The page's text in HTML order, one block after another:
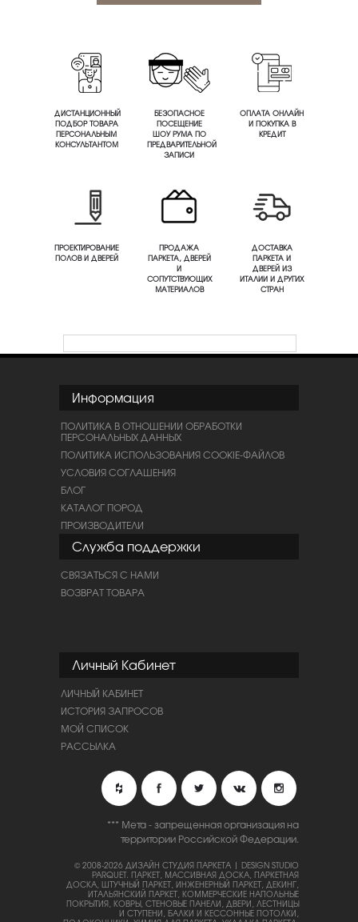
ДИСТАНЦИОННЫЙ
ПОДБОР ТОВАРА
ПЕРСОНАЛЬНЫМ
КОНСУЛЬТАНТОМ
БЕЗОПАСНОЕ
ПОСЕЩЕНИЕ
ШОУ РУМА ПО
ПРЕДВАРИТЕЛЬНОЙ
ЗАПИСИ
ОПЛАТА ОНЛАЙН
И ПОКУПКА В
КРЕДИТ
ПРОЕКТИРОВАНИЕ
ПОЛОВ И ДВЕРЕЙ
ПРОДАЖА
ПАРКЕТА, ДВЕРЕЙ
И
СОПУТСТВУЮЩИХ
МАТЕРИАЛОВ
ДОСТАВКА
ПАРКЕТА И
ДВЕРЕЙ ИЗ
ИТАЛИИ И ДРУГИХ
СТРАН
Информация
ПОЛИТИКА В ОТНОШЕНИИ ОБРАБОТКИ
ПЕРСОНАЛЬНЫХ ДАННЫХ
ПОЛИТИКА ИСПОЛЬЗОВАНИЯ COOKIE-ФАЙЛОВ
УСЛОВИЯ СОГЛАШЕНИЯ
БЛОГ
КАТАЛОГ ПОРОД
ПРОИЗВОДИТЕЛИ
Служба поддержки
СВЯЗАТЬСЯ С НАМИ
ВОЗВРАТ ТОВАРА
Личный Кабинет
ЛИЧНЫЙ КАБИНЕТ
ИСТОРИЯ ЗАПРОСОВ
МОЙ СПИСОК
РАССЫЛКА
*** Мета - запрещенная организация на
территории Российской Федерации.
© 2008-2026 ДИЗАЙН СТУДИЯ ПАРКЕТА | DESIGN STUDIO
PARQUET. ПАРКЕТ, МАССИВНАЯ ДОСКА, ПАРКЕТНАЯ
ДОСКА, ШТУЧНЫЙ ПАРКЕТ, ИНЖЕНЕРНЫЙ ПАРКЕТ, ДЕКИНГ,
ИТАЛЬЯНСКИЙ ПАРКЕТ, КОММЕРЧЕСКИЕ НАПОЛЬНЫЕ
ПОКРЫТИЯ, КОВРЫ, СТЕНОВЫЕ ПАНЕЛИ, ДВЕРИ, ЛЕСТНИЦЫ
И СТУПЕНИ, БАЛКИ И КЕССОННЫЕ ПОТОЛКИ,